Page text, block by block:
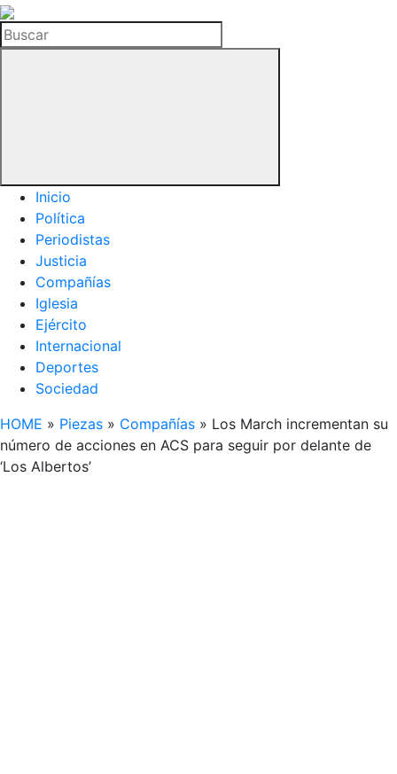
La
Hemeroteca
del
Buscar
Inicio
Política
Periodistas
Justicia
Compañías
Iglesia
Ejército
Internacional
Deportes
Sociedad
HOME » Piezas » Compañías » Los March incrementan su
número de acciones en ACS para seguir por delante de
‘Los Albertos’